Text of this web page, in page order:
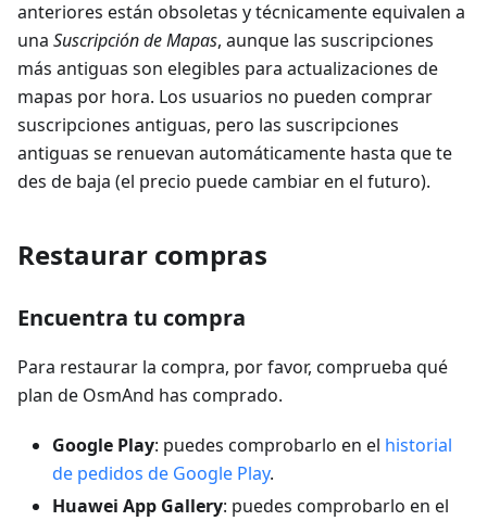
anteriores están obsoletas y técnicamente equivalen a
una Suscripción de Mapas, aunque las suscripciones
más antiguas son elegibles para actualizaciones de
mapas por hora. Los usuarios no pueden comprar
suscripciones antiguas, pero las suscripciones
antiguas se renuevan automáticamente hasta que te
des de baja (el precio puede cambiar en el futuro).
Restaurar compras
Encuentra tu compra
Para restaurar la compra, por favor, comprueba qué
plan de OsmAnd has comprado.
Google Play: puedes comprobarlo en el historial
de pedidos de Google Play.
Huawei App Gallery: puedes comprobarlo en el